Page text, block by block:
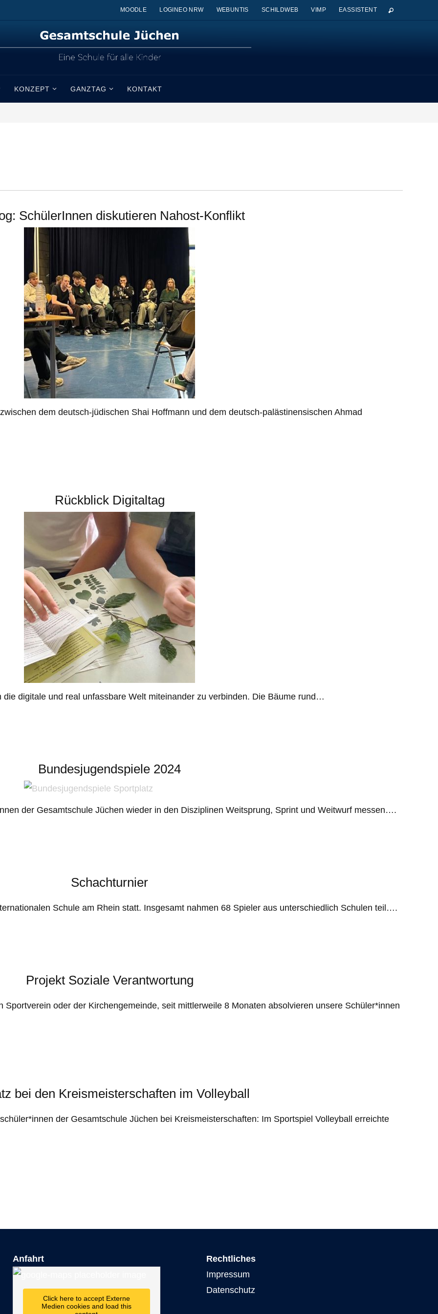
MOODLE LOGINEO NRW WEBUNTIS SCHILDWEB VIMP EASSISTENT
KONZEPT GANZTAG KONTAKT
SchülerInnen diskutieren Nahost-Konflikt
dem deutsch-jüdischen Shai Hoffmann und dem deutsch-palästinensischen Ahmad
Rückblick Digitaltag
digitale und real unfassbare Welt miteinander zu verbinden. Die Bäume rund…
Bundesjugendspiele 2024
der Gesamtschule Jüchen wieder in den Disziplinen Weitsprung, Sprint und Weitwurf messen….
Schachturnier
Schule am Rhein statt. Insgesamt nahmen 68 Spieler aus unterschiedlich Schulen teil….
Projekt Soziale Verantwortung
oder der Kirchengemeinde, seit mittlerweile 8 Monaten absolvieren unsere Schüler*innen
bei den Kreismeisterschaften im Volleyball
der Gesamtschule Jüchen bei Kreismeisterschaften: Im Sportspiel Volleyball erreichte
Anfahrt
Click here to accept Externe
Medien cookies and load this
Rechtliches
Impressum
Datenschutz